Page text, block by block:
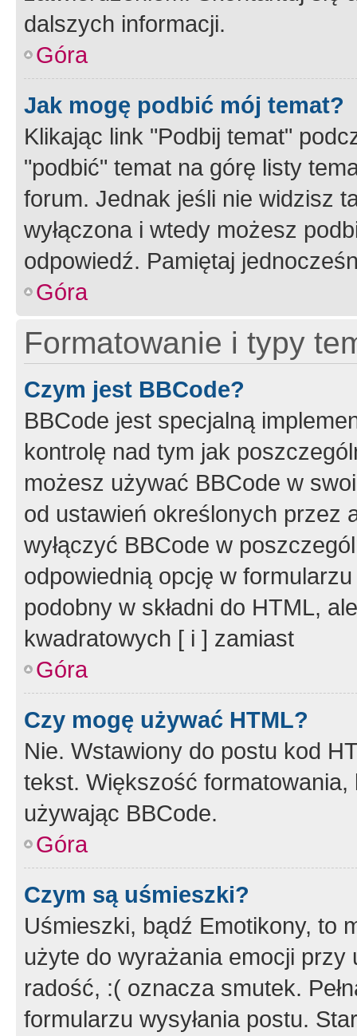
dalszych informacji.
Góra
Jak mogę podbić mój temat?
Klikając link "Podbij temat"
"podbić" temat na górę listy
forum. Jednak jeśli nie widzisz
wyłączona i wtedy możesz
odpowiedź. Pamiętaj
Góra
Formatowanie i typy
Czym jest BBCode?
BBCode jest specjalną
kontrolę nad tym jak
możesz używać BBCode w
od ustawień określonych przez
wyłączyć BBCode w
odpowiednią opcję w
podobny w składni do HTML,
kwadratowych [ i ] zamiast
Góra
Czy mogę używać HTML?
Nie. Wstawiony do postu kod
tekst. Większość
używając BBCode.
Góra
Czym są uśmieszki?
Uśmieszki, bądź Emotikony, to
użyte do wyrażania emocji
radość, :( oznacza smutek.
formularzu wysyłania postu.